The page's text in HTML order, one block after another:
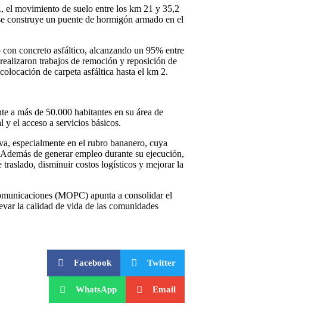
movimiento de suelo entre los km 21 y 35,2
construye un puente de hormigón armado en el
concreto asfáltico, alcanzando un 95% entre
trabajos de remoción y reposición de
de carpeta asfáltica hasta el km 2.
a más de 50.000 habitantes en su área de
el acceso a servicios básicos.
especialmente en el rubro bananero, cuya
de generar empleo durante su ejecución,
disminuir costos logísticos y mejorar la
(MOPC) apunta a consolidar el
la calidad de vida de las comunidades
Facebook Twitter
WhatsApp Email